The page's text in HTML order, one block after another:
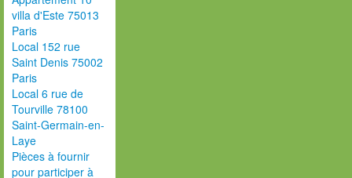
villa d'Este 75013
Paris
Local 152 rue
Saint Denis 75002
Paris
Local 6 rue de
Tourville 78100
Saint-Germain-en-
Laye
Pièces à fournir
pour participer à